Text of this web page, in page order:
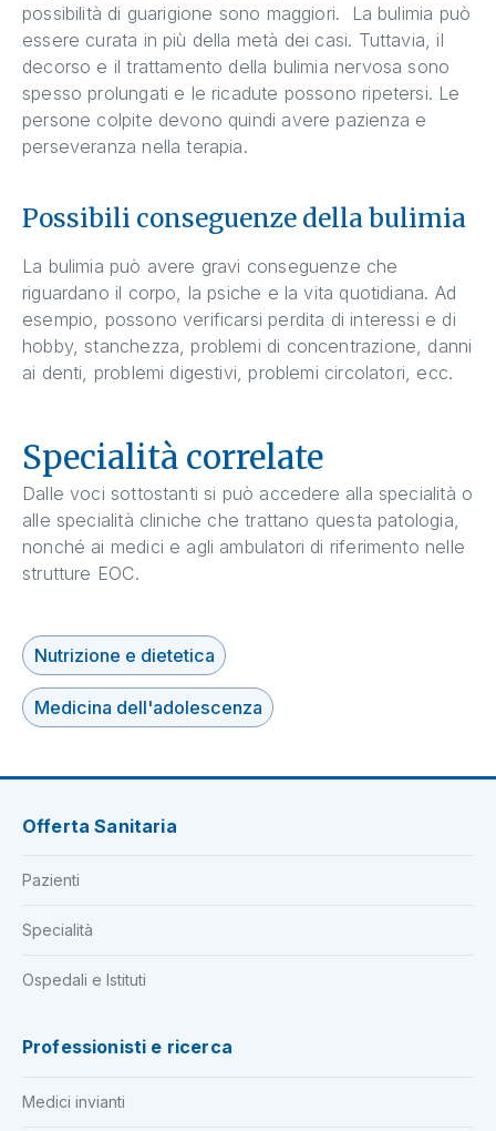
possibilità di guarigione sono maggiori. La bulimia può
essere curata in più della metà dei casi. Tuttavia, il
decorso e il trattamento della bulimia nervosa sono
spesso prolungati e le ricadute possono ripetersi. Le
persone colpite devono quindi avere pazienza e
perseveranza nella terapia.
Possibili conseguenze della bulimia
La bulimia può avere gravi conseguenze che
riguardano il corpo, la psiche e la vita quotidiana. Ad
esempio, possono verificarsi perdita di interessi e di
hobby, stanchezza, problemi di concentrazione, danni
ai denti, problemi digestivi, problemi circolatori, ecc.
Specialità correlate
Dalle voci sottostanti si può accedere alla specialità o
alle specialità cliniche che trattano questa patologia,
nonché ai medici e agli ambulatori di riferimento nelle
strutture EOC.
Nutrizione e dietetica
Medicina dell'adolescenza
Offerta Sanitaria
Pazienti
Specialità
Ospedali e Istituti
Professionisti e ricerca
Medici invianti